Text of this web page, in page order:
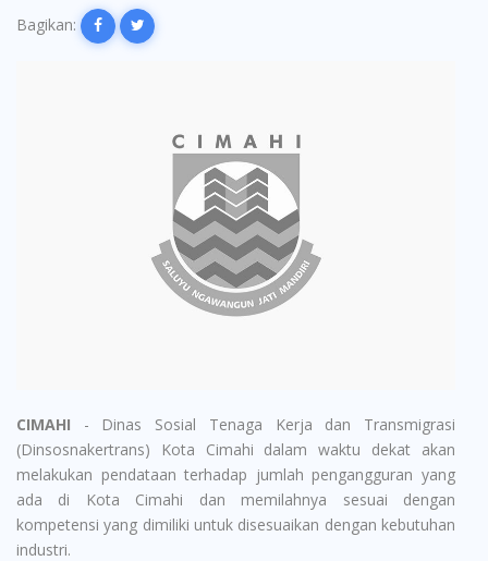
Bagikan:
CIMAHI - Dinas Sosial Tenaga Kerja dan Transmigrasi
(Dinsosnakertrans) Kota Cimahi dalam waktu dekat akan
melakukan pendataan terhadap jumlah pengangguran yang
ada di Kota Cimahi dan memilahnya sesuai dengan
kompetensi yang dimiliki untuk disesuaikan dengan kebutuhan
industri.